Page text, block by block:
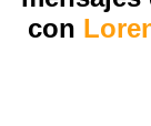
con